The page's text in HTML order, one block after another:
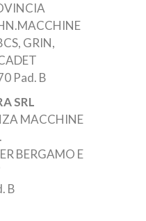
GRIN,
Pad. B
SRL
MACCHINE
BERGAMO E
B